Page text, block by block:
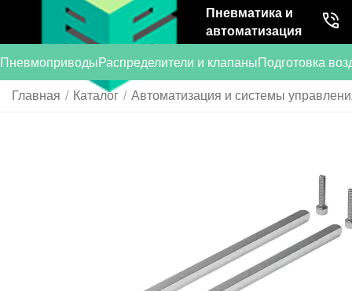
Пневматика и
автоматизация
ПневмоприводыРаспределители и клапаныПодготовка
Главная / Каталог / Автоматизация и системы